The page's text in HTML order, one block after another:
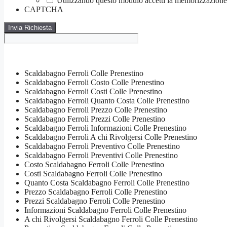
CAPTCHA
Scaldabagno Ferroli Colle Prenestino
Scaldabagno Ferroli Costo Colle Prenestino
Scaldabagno Ferroli Costi Colle Prenestino
Scaldabagno Ferroli Quanto Costa Colle Prenestino
Scaldabagno Ferroli Prezzo Colle Prenestino
Scaldabagno Ferroli Prezzi Colle Prenestino
Scaldabagno Ferroli Informazioni Colle Prenestino
Scaldabagno Ferroli A chi Rivolgersi Colle Prenestino
Scaldabagno Ferroli Preventivo Colle Prenestino
Scaldabagno Ferroli Preventivi Colle Prenestino
Costo Scaldabagno Ferroli Colle Prenestino
Costi Scaldabagno Ferroli Colle Prenestino
Quanto Costa Scaldabagno Ferroli Colle Prenestino
Prezzo Scaldabagno Ferroli Colle Prenestino
Prezzi Scaldabagno Ferroli Colle Prenestino
Informazioni Scaldabagno Ferroli Colle Prenestino
A chi Rivolgersi Scaldabagno Ferroli Colle Prenestino